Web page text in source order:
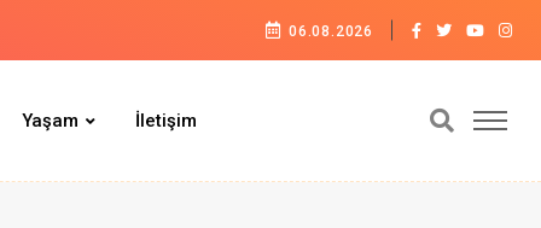
06.08.2026
Yaşam İletişim